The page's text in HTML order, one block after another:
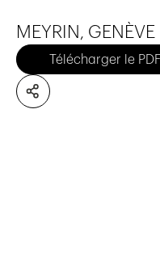
MEYRIN, GENÈVE
Télécharger le PDF